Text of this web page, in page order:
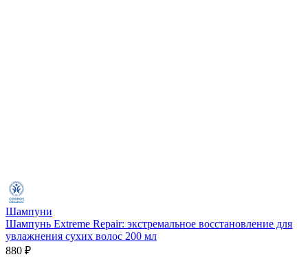
Шампуни
Шампунь Extreme Repair: экстремальное восстановление для
увлажнения сухих волос 200 мл
880 ₽